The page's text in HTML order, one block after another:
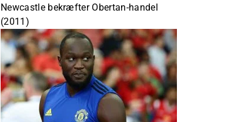
Newcastle bekræfter Obertan-handel
(2011)